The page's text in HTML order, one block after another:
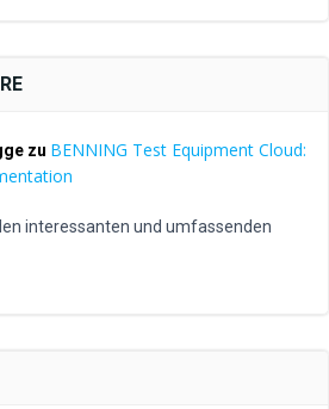
zu BENNING Test Equipment Cloud:
interessanten und umfassenden